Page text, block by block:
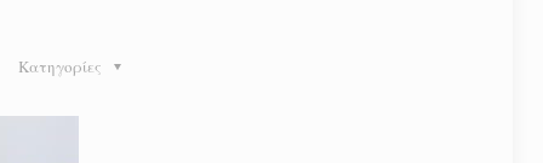
Κατηγορίες